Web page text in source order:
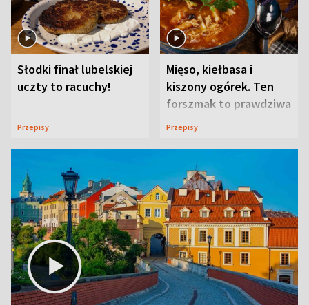
Słodki finał lubelskiej
uczty to racuchy!
Przepisy
Mięso, kiełbasa i
kiszony ogórek. Ten
forszmak to prawdziwa
uczta
Przepisy